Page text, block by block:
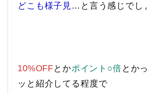
どこも様子見 …と言う感じでし
10%OFF とかポイント○倍 とか
ッと紹介してる程度で